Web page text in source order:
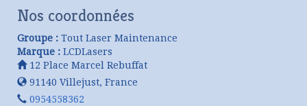
Nos coordonnées
Groupe : Tout Laser Maintenance
Marque : LCDLasers
12 Place Marcel Rebuffat
91140 Villejust, France
0954558362